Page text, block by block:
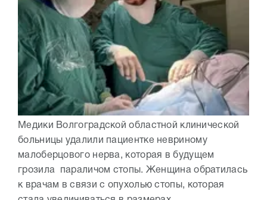
Медики Волгоградской областной клинической
больницы удалили пациентке невриному
малоберцового нерва, которая в будущем
грозила параличом стопы. Женщина обратилась
к врачам в связи с опухолью стопы, которая